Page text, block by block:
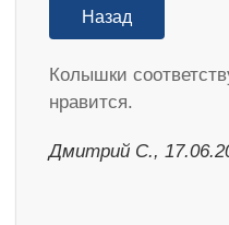
Назад
Колышки
нравится.
Дмитрий С.,